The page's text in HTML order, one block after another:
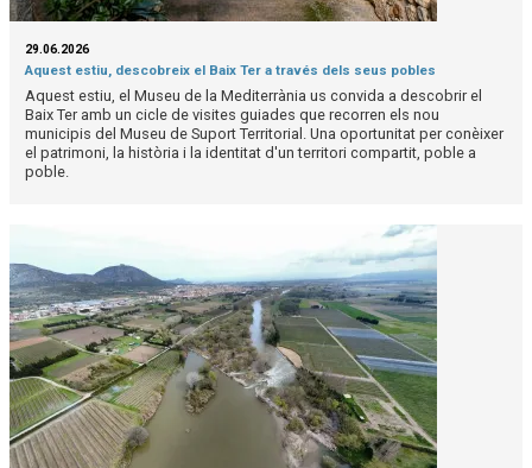
29.06.2026
Aquest estiu, descobreix el Baix Ter a través dels seus pobles
Aquest estiu, el Museu de la Mediterrània us convida a descobrir el
Baix Ter amb un cicle de visites guiades que recorren els nou
municipis del Museu de Suport Territorial. Una oportunitat per conèixer
el patrimoni, la història i la identitat d'un territori compartit, poble a
poble.